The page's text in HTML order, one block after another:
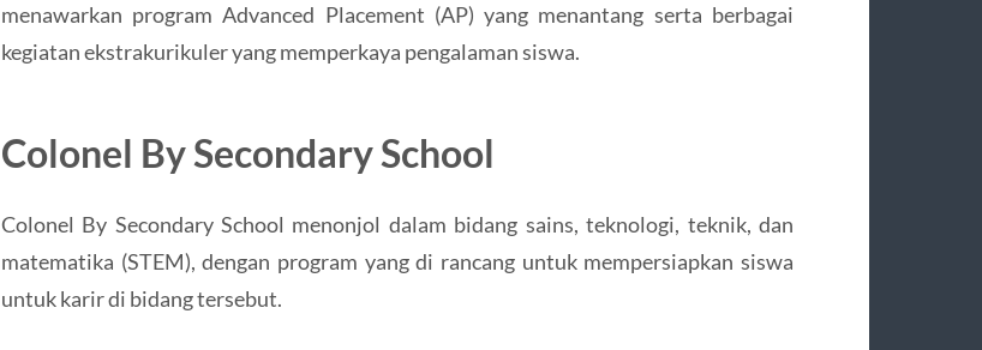
menawarkan program Advanced Placement (AP) yang menantang serta berbagai
kegiatan ekstrakurikuler yang memperkaya pengalaman siswa.
Colonel By Secondary School
Colonel By Secondary School menonjol dalam bidang sains, teknologi, teknik, dan
matematika (STEM), dengan program yang di rancang untuk mempersiapkan siswa
untuk karir di bidang tersebut.